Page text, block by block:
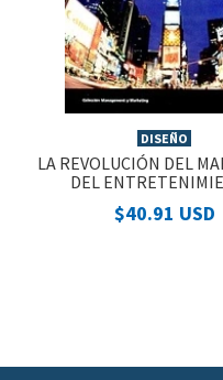
DISEÑO
LA REVOLUCIÓN DEL
DEL
$40.91 USD